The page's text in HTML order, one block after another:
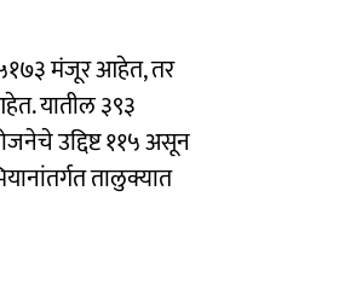
५१७३ मंजूर आहेत, तर
यातील ३९३
उद्दिष्ट ११५ असून
तालुक्यात